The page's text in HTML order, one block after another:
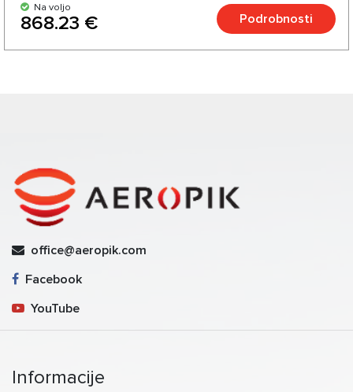
Na voljo
868.23 € Podrobnosti
office@aeropik.com
Facebook
YouTube
Informacije